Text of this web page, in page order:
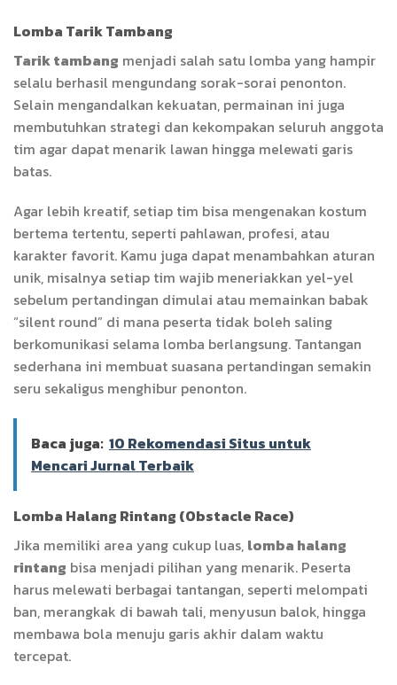
Lomba Tarik Tambang
Tarik tambang menjadi salah satu lomba yang hampir
selalu berhasil mengundang sorak-sorai penonton.
Selain mengandalkan kekuatan, permainan ini juga
membutuhkan strategi dan kekompakan seluruh anggota
tim agar dapat menarik lawan hingga melewati garis
batas.
Agar lebih kreatif, setiap tim bisa mengenakan kostum
bertema tertentu, seperti pahlawan, profesi, atau
karakter favorit. Kamu juga dapat menambahkan aturan
unik, misalnya setiap tim wajib meneriakkan yel-yel
sebelum pertandingan dimulai atau memainkan babak
“silent round” di mana peserta tidak boleh saling
berkomunikasi selama lomba berlangsung. Tantangan
sederhana ini membuat suasana pertandingan semakin
seru sekaligus menghibur penonton.
Baca juga: 10 Rekomendasi Situs untuk
Mencari Jurnal Terbaik
Lomba Halang Rintang (Obstacle Race)
Jika memiliki area yang cukup luas, lomba halang
rintang bisa menjadi pilihan yang menarik. Peserta
harus melewati berbagai tantangan, seperti melompati
ban, merangkak di bawah tali, menyusun balok, hingga
membawa bola menuju garis akhir dalam waktu
tercepat.